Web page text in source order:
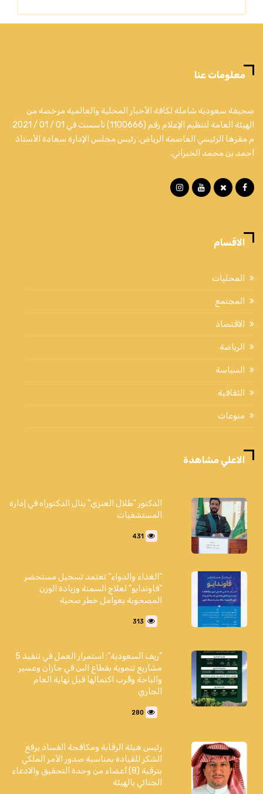
معلومات عنا
صحيفة سعودية شاملة لكافة الأخبار المحلية والعالمية مرخصة من
الهيئة العامة لتنظيم الإعلام رقم (1100666) تأسست في 01 / 01 / 2021
م مقرها الرئيسي العاصمة الرياض. رئيس مجلس الإدارة سعادة الأستاذ
أحمد بن محمد الخبراني.
الاقسام
المحليات
المجتمع
الاقتصاد
الرياضة
السياسة
الثقافية
منوعات
الاعلي مشاهدة
الدكتور "طلال العنزي" ينال الدكتوراه في إدارة
المستشفيات
431
"الغذاء والدواء" تعتمد تسجيل مستحضر
"فاوندايو" لعلاج السمنة وزيادة الوزن
المصحوبة بعوامل خطر صحية
313
"ريف السعودية": استمرار العمل في تنفيذ 5
مشاريع تنموية بقطاع البن في جازان وعسير
والباحة وقُرب اكتمالها قبل نهاية العام
الجاري
280
رئيس هيئة الرقابة ومكافحة الفساد يرفع
الشكر للقيادة بمناسبة صدور الأمر الملكي
بترقية (8) أعضاء من وحدة التحقيق والادعاء
الجنائي بالهيئة